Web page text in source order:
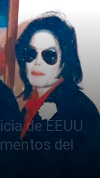
de EEUU
del